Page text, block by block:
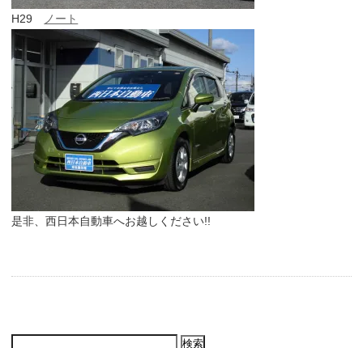
H29 ノート
是非、西日本自動車へお越しください!!